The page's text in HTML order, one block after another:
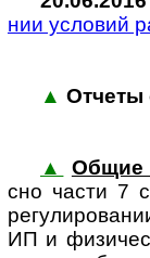
нии усло­вий
▲ Отчеты
▲
Общие
сно части 7
ИП и